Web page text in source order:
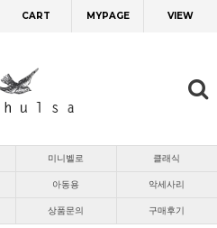
CART MYPAGE VIEW
미니벨로 클래식
아동용 악세사리
상품문의 구매후기